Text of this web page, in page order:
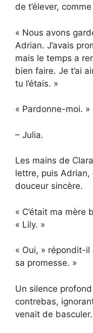
de t’élever,
« Nous avons
Adrian. J’avais
mais le temps a
bien faire. Je t’ai
tu l’étais. »
« Pardonne-moi. »
– Julia.
Les mains de
lettre, puis Adrian,
douceur sincère.
« C’était ma mère
« Lily. »
« Oui, » répondit-
sa promesse. »
Un silence
contrebas,
venait de basculer.